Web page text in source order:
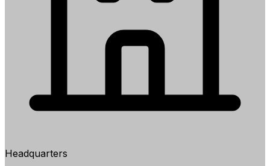
Headquarters